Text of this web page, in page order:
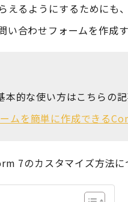
えるようにするためにも
い合わせフォームを作成
的な使い方はこちらの記
ムを簡単に作成できる
7のカスタマイズ方法に